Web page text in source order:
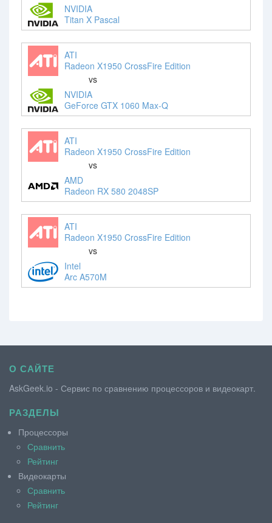
NVIDIA
Titan X Pascal
ATI
Radeon X1950 CrossFire Edition
vs
NVIDIA
GeForce GTX 1060 Max-Q
ATI
Radeon X1950 CrossFire Edition
vs
AMD
Radeon RX 580 2048SP
ATI
Radeon X1950 CrossFire Edition
vs
Intel
Arc A570M
О САЙТЕ
AskGeek.io - Сервис по сравнению процессоров и видеокарт.
РАЗДЕЛЫ
Процессоры
Сравнить
Рейтинг
Видеокарты
Сравнить
Рейтинг